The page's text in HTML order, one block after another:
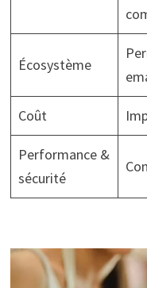
Écosystème
Coût
Performance &
sécurité